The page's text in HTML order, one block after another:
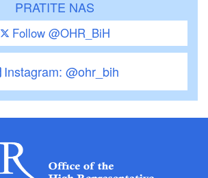
PRATITE NAS
Follow @OHR_BiH
Instagram: @ohr_bih